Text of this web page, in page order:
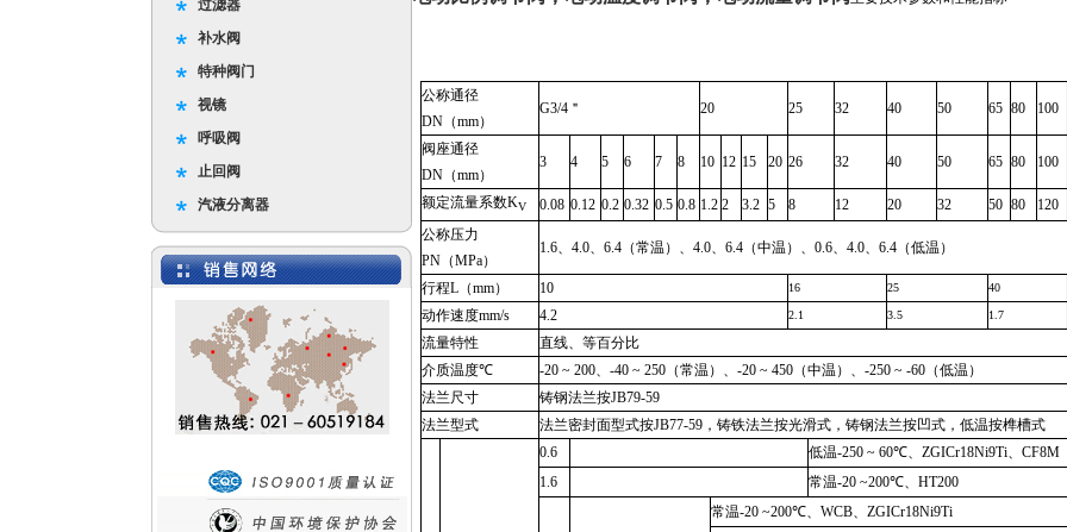
过滤器
补水阀
特种阀门
视镜
呼吸阀
止回阀
汽液分离器
公称通径
DN （mm）
G3/4 ＂ 20 25 32 40 50 65 80 100
阀座通径
DN （mm）
3 4 5 6 7 8 10 12 15 20 26 32 40 50 65 80 100
额定流量系数KV 0.08 0.12 0.2 0.32 0.5 0.8 1.2 2 3.2 5 8 12 20 32 50 80 120
公称压力
PN （MPa）
1.6、4.0、6.4 （常温）、4.0、6.4 （中温）、0.6、4.0、6.4 （低温）
行程L （mm） 10 16 25 40
动作速度mm/s 4.2 2.1 3.5 1.7
流量特性
直线、等百分比
介质温度℃ -20 ~ 200、-40 ~ 250 （常温）、-20 ~ 450 （中温）、-250 ~ -60 （低温）
法兰尺寸
铸钢法兰按JB79-59
法兰型式
法兰密封面型式按JB77-59 ，铸铁法兰按光滑式，铸钢法兰按凹式，低温按榫槽式
0.6 低温-250 ~ 60℃、ZGICr18Ni9Ti、CF8M
1.6
常温-20 ~200℃、HT200
常温-20 ~200℃、WCB、ZGICr18Ni9Ti